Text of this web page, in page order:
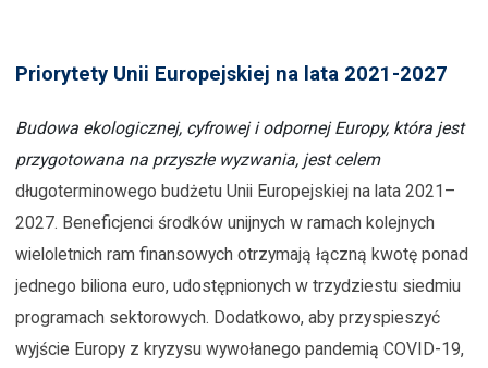
Priorytety Unii Europejskiej na lata 2021-2027
Budowa ekologicznej, cyfrowej i odpornej Europy, która jest
przygotowana na przyszłe wyzwania, jest celem
długoterminowego budżetu Unii Europejskiej na lata 2021–
2027. Beneficjenci środków unijnych w ramach kolejnych
wieloletnich ram finansowych otrzymają łączną kwotę ponad
jednego biliona euro, udostępnionych w trzydziestu siedmiu
programach sektorowych. Dodatkowo, aby przyspieszyć
wyjście Europy z kryzysu wywołanego pandemią COVID-19,